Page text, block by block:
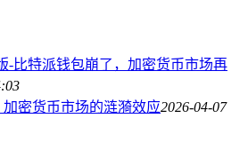
-比特派钱包崩了，加密货币市场再
密货币市场的涟漪效应2026-04-07